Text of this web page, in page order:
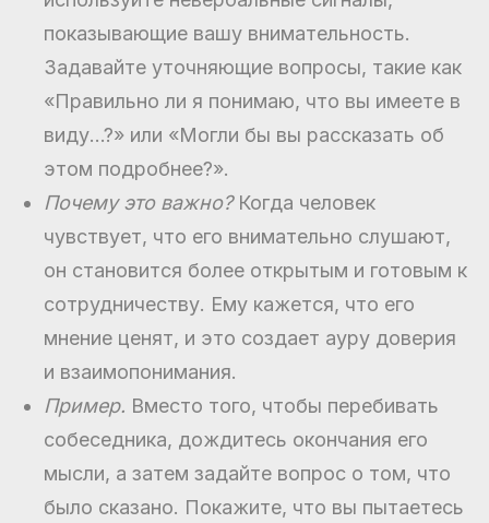
показывающие вашу внимательность.
Задавайте уточняющие вопросы, такие как
«Правильно ли я понимаю, что вы имеете в
виду…?» или «Могли бы вы рассказать об
этом подробнее?».
Почему это важно?Когда человек
чувствует, что его внимательно слушают,
он становится более открытым и готовым к
сотрудничеству. Ему кажется, что его
мнение ценят, и это создает ауру доверия
и взаимопонимания.
Пример. Вместо того, чтобы перебивать
собеседника, дождитесь окончания его
мысли, а затем задайте вопрос о том, что
было сказано. Покажите, что вы пытаетесь